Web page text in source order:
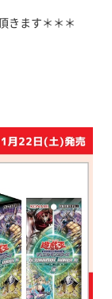
きます＊＊＊